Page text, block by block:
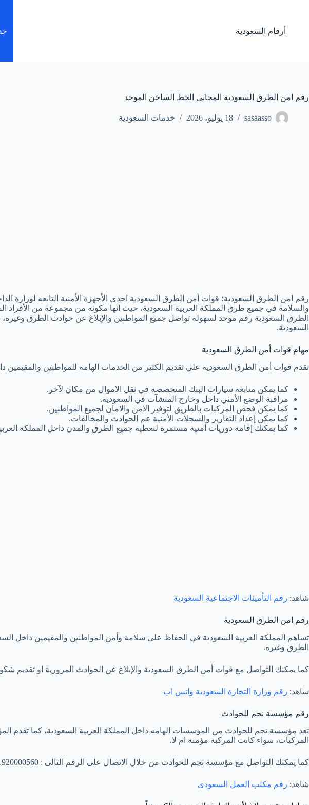
المحتوى
أرقام السعودية
رقم امن الطرق السعودية المجانى الخط الساخن الموحد
sasaasso 18 يوليو، 2026 خدمات السعودية
رقم امن الطرق السعودية؛ قوات أمن الطرق السعودية احدي الأجهزة الأمنية التابعه لوزارة
والسلامة في جميع طرق المملكة العربية السعودية، حيث انها مكونه من مجموعة من
الطرق السعودية رقم موحد لسهولة تواصل جميع المواطنين والإبلاغ عن حوادث الطرق
السعودية.
مهام قوات أمن الطرق السعودية
تقدم قوات أمن الطرق السعودية علي تقديم الكثير من الخدمات الهامه للمواطنين والمقيمين
كما يمكن متابعة سيارات البنك المتخصصه في نقل الاموال من مكان لآخر.
مراقبة الوضع الأمني داخل وخارج المنشآت في السعودية.
كما يمكن فحص المركبات بالطريق لتوفير الامن والامان لجميع المواطنين.
كما يمكن إعداد التقارير والسجلات الأمنية عم الحوادث والمخالفات.
كما يمكنك إقامة دوريات أمنية مستمرة لتغطية جميع الطرق والمدن داخل المملكة
شاهد: رقم التأمينات الاجتماعية السعودية
رقم امن الطرق السعودية
تساهم المملكة العربية السعودية في الحفاظ على سلامة وأمن المواطنين والمقيمين
الطرق وغيره.
كما يمكنك التواصل مع قوات أمن الطرق السعودية والإبلاغ عن الحوادث المرورية او تقديم شكوى بخصوص مشكله ما علي مدار ال 24
شاهد: رقم وزارة التجارة السعودية واتس اب
رقم مؤسسة نجم للحوادث
تعد مؤسسة نجم للحوادث من المؤسسات الهامه داخل المملكة العربية السعودية، كما تقدم
المركبات، سواء كانت المركبة مؤمنة ام لا.
كما يمكنك التواصل مع مؤسسة نجم للحوادث من خلال الاتصال على الرقم التالي : 920000560.
شاهد: رقم مكتب العمل السعودي